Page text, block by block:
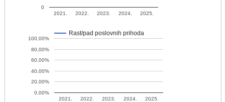
2021. 2022. 2023. 2024. 2025.
0
Rast/pad poslovnih prihoda
2021. 2022. 2023. 2024. 2025.
0,00%
20,00%
40,00%
60,00%
80,00%
100,00%